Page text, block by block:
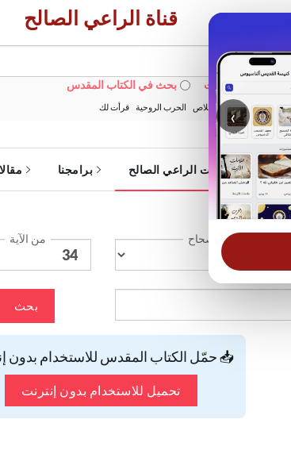
‹
قناة الراعي الصالح
بحث في الويبسايت بحث في الكتاب المقدس
بحثًا: خبزنا اليومي الخلاص الحرب الروحية قرأت لك
خدمات الراعي الصالح برامجنا
الإصحاح من الآية
بحث
📥 حمّل الكتاب المقدس للاستخدام بدون
تحميل للاستخدام بدون إنترنت